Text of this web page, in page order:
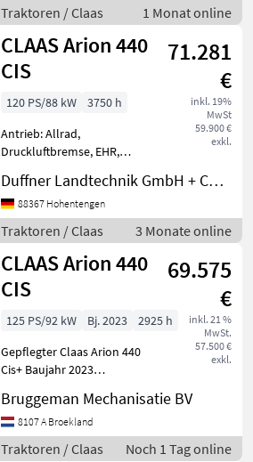
Höchstgeschwindigkeit in
km/h: 40 km/h Geschwi
Traktoren / Claas 1 Monat online
CLAAS Arion 440
CIS
71.281
€
inkl. 19%
MwSt
59.900 €
exkl.
120 PS/88 kW
3750 h
Antrieb: Allrad,
Druckluftbremse, EHR,
Frontlader, Frontzapfwelle,
gefederte Vorderachse,
Höchstgeschwindigkeit in
km/h: 40 km/h, Luftsitz,
Plattform: Kabi
Duffner Landtechnik GmbH + Co KG
88367 Hohentengen
Traktoren / Claas 3 Monate online
CLAAS Arion 440
CIS
69.575
€
inkl. 21 %
MwSt.
57.500 €
exkl.
125 PS/92 kW Bj. 2023
2925 h
Gepflegter Claas Arion 440
Cis+ Baujahr 2023
Hinterreifen 600/65R38
Quadrishift-Getriebe
Klimaanlage FlexPilot-
Steuerung 110-LS-Pumpe
Bruggeman Mechanisatie BV
8107 A Broekland
Traktoren / Claas Noch 1 Tag online